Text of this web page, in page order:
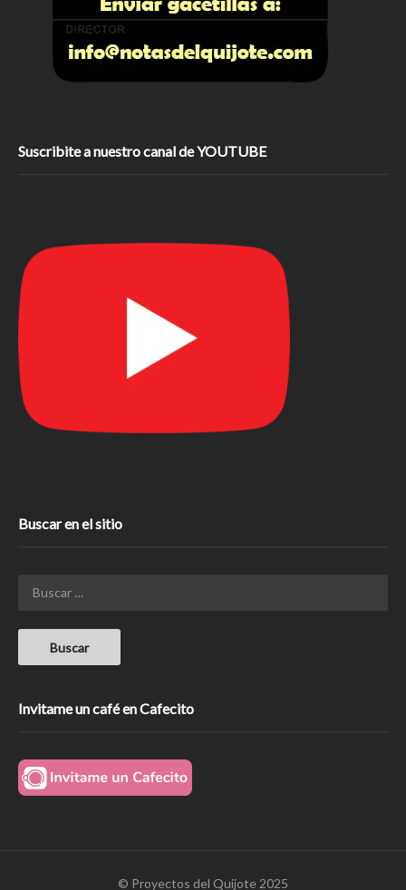
Suscribite a nuestro canal de YOUTUBE
Buscar en el sitio
Invitame un café en Cafecito
© Proyectos del Quijote 2025